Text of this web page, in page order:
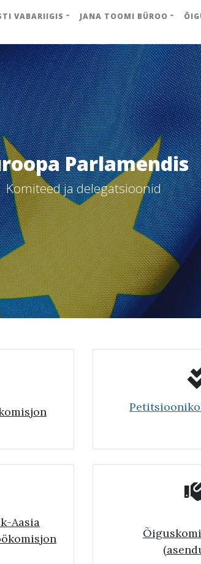
VABARIIGIS JANA TOOMI BÜROO
Parlamendis
Komiteed ja delegatsioonid
Aasia